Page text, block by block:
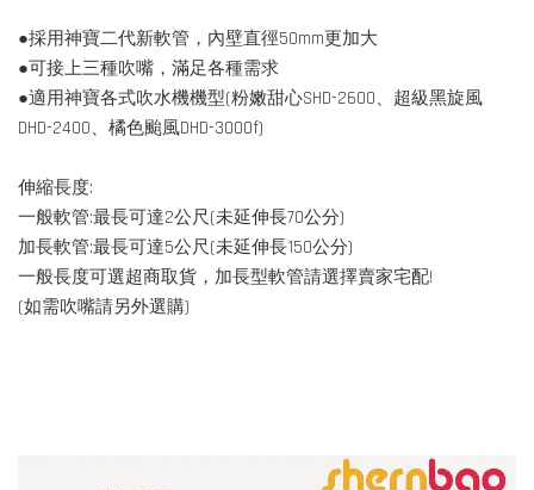
●採用神寶二代新軟管，內壁直徑50mm更加大
●可接上三種吹嘴，滿足各種需求
●適用神寶各式吹水機機型(粉嫩甜心SHD-2600、超級黑旋風
DHD-2400、橘色颱風DHD-3000f)
伸縮長度:
一般軟管:最長可達2公尺(未延伸長70公分)
加長軟管:最長可達5公尺(未延伸長150公分)
一般長度可選超商取貨，加長型軟管請選擇賣家宅配!
(如需吹嘴請另外選購)